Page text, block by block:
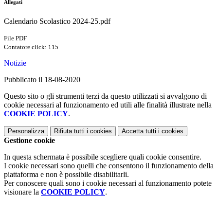
Allegati
Calendario Scolastico 2024-25.pdf
File PDF
Contatore click: 115
Notizie
Pubblicato il 18-08-2020
Questo sito o gli strumenti terzi da questo utilizzati si avvalgono di
cookie necessari al funzionamento ed utili alle finalità illustrate nella
COOKIE POLICY.
Personalizza Rifiuta tutti i cookies Accetta tutti i cookies
Gestione cookie
In questa schermata è possibile scegliere quali cookie consentire.
I cookie necessari sono quelli che consentono il funzionamento della
piattaforma e non è possibile disabilitarli.
Per conoscere quali sono i cookie necessari al funzionamento potete
visionare la COOKIE POLICY.